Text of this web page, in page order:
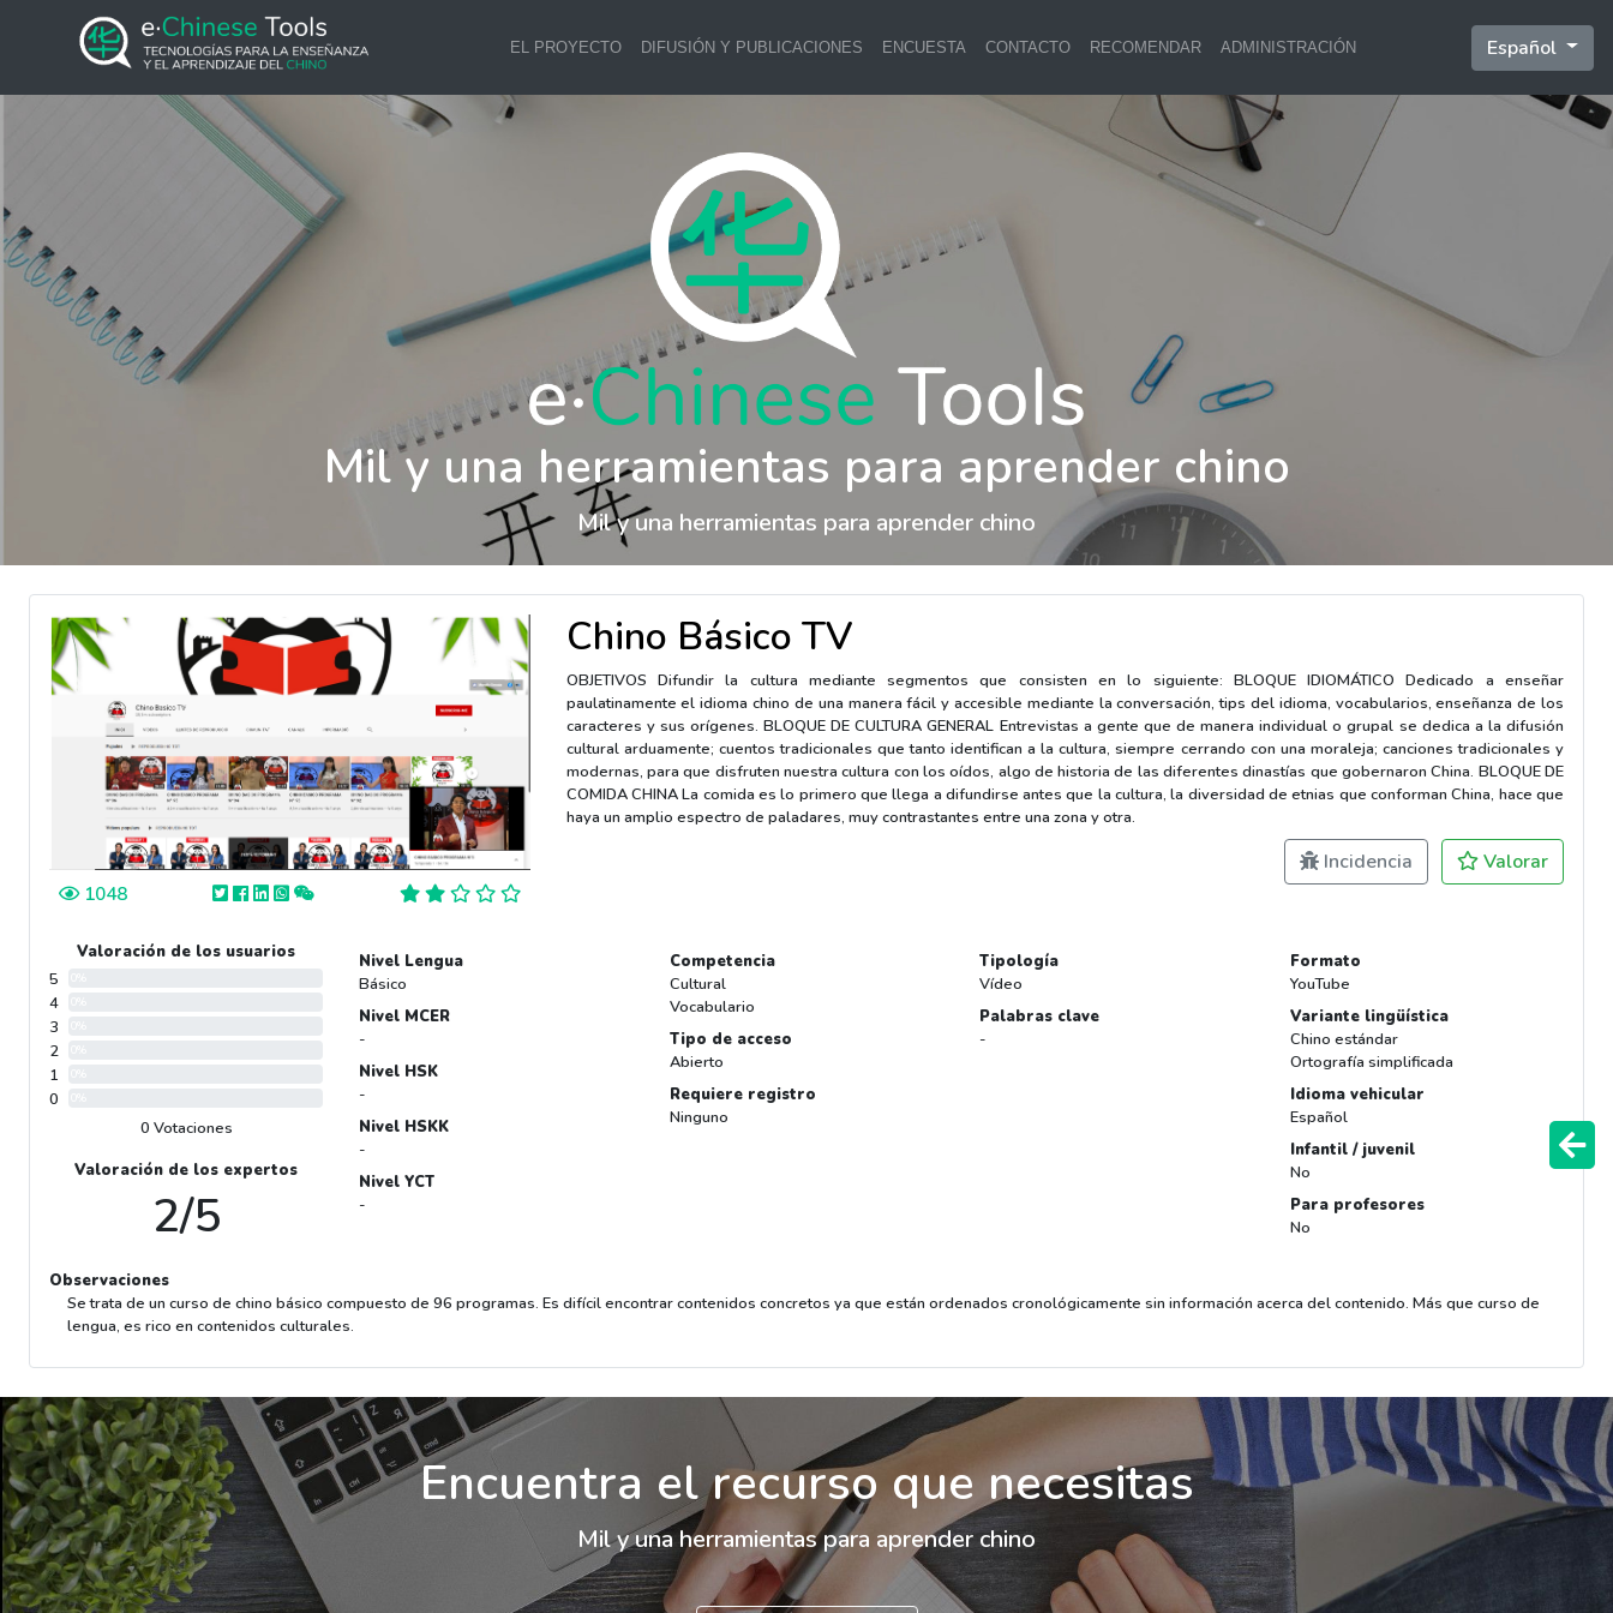
EL PROYECTO DIFUSIÓN Y PUBLICACIONES ENCUESTA CONTACTO RECOMENDAR ADMINISTRACIÓN Español
Mil y una herramientas para aprender chino
Mil y una herramientas para aprender chino
1048
Chino Básico TV
OBJETIVOS Difundir la cultura mediante segmentos que consisten en lo siguiente: BLOQUE IDIOMÁTICO Dedicado a enseñar
paulatinamente el idioma chino de una manera fácil y accesible mediante la conversación, tips del idioma, vocabularios, enseñanza de los
caracteres y sus orígenes. BLOQUE DE CULTURA GENERAL Entrevistas a gente que de manera individual o grupal se dedica a la difusión
cultural arduamente; cuentos tradicionales que tanto identifican a la cultura, siempre cerrando con una moraleja; canciones tradicionales y
modernas, para que disfruten nuestra cultura con los oídos, algo de historia de las diferentes dinastías que gobernaron China. BLOQUE DE
COMIDA CHINA La comida es lo primero que llega a difundirse antes que la cultura, la diversidad de etnias que conforman China, hace que
haya un amplio espectro de paladares, muy contrastantes entre una zona y otra.
Incidencia Valorar
Valoración de los usuarios
5
4
3
2
1
0
0 Votaciones
Valoración de los expertos
2/5
Nivel Lengua
Básico
Nivel MCER
-
Nivel HSK
-
Nivel HSKK
-
Nivel YCT
-
Competencia
Cultural
Vocabulario
Tipo de acceso
Abierto
Requiere registro
Ninguno
Tipología
Vídeo
Palabras clave
-
Formato
YouTube
Variante lingüística
Chino estándar
Ortografía simplificada
Idioma vehicular
Español
Infantil / juvenil
No
Para profesores
No
Observaciones
Se trata de un curso de chino básico compuesto de 96 programas. Es difícil encontrar contenidos concretos ya que están ordenados cronológicamente sin información acerca del contenido. Más que curso de
lengua, es rico en contenidos culturales.
Encuentra el recurso que necesitas
Mil y una herramientas para aprender chino